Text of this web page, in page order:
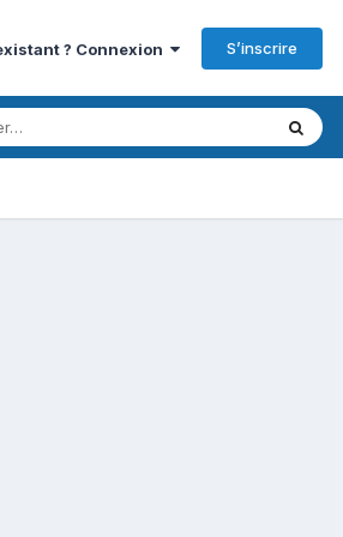
? Connexion S’inscrire